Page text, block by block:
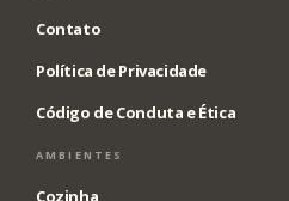
Contato
Política de Privacidade
Código de Conduta e Ética
AMBIENTES
Cozinha